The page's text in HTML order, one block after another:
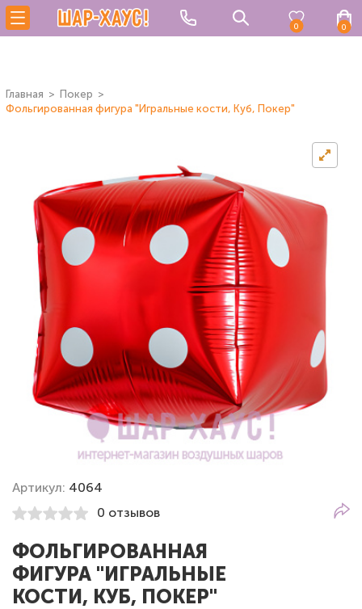
0 0
Главная
Покер
Фольгированная фигура "Игральные кости, Куб, Покер"
Артикул: 4064
0 отзывов
ФОЛЬГИРОВАННАЯ
ФИГУРА "ИГРАЛЬНЫЕ
КОСТИ, КУБ, ПОКЕР"